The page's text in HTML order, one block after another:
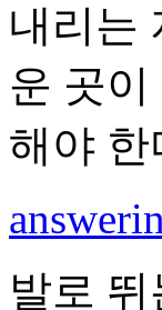
내리는
운 곳
해야
발로